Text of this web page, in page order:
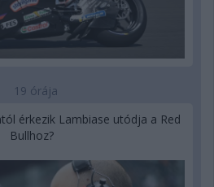
19 órája
érkezik Lambiase utódja a Red
Bullhoz?